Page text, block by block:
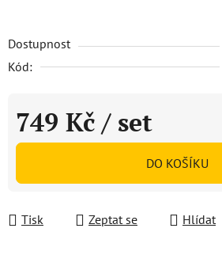
Dostupnost
Kód:
749 Kč / set
Měrná cena:
DO KOŠÍKU
Tisk Zeptat se Hlídat